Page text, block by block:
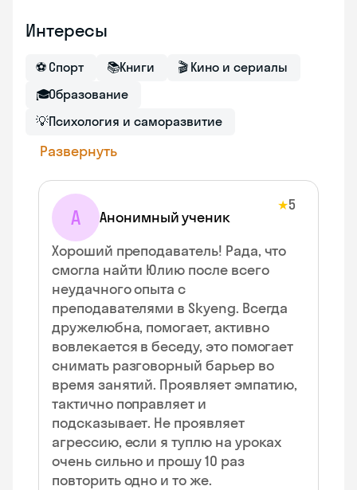
Интересы
⚽ Спорт 📚Книги 🎬 Кино и сериалы
🎓Образование
💡Психология и саморазвитие
Развернуть
А Анонимный ученик
★5
Хороший преподаватель! Рада, что
смогла найти Юлию после всего
неудачного опыта с
преподавателями в Skyeng. Всегда
дружелюбна, помогает, активно
вовлекается в беседу, это помогает
снимать разговорный барьер во
время занятий. Проявляет эмпатию,
тактично поправляет и
подсказывает. Не проявляет
агрессию, если я туплю на уроках
очень сильно и прошу 10 раз
повторить одно и то же.